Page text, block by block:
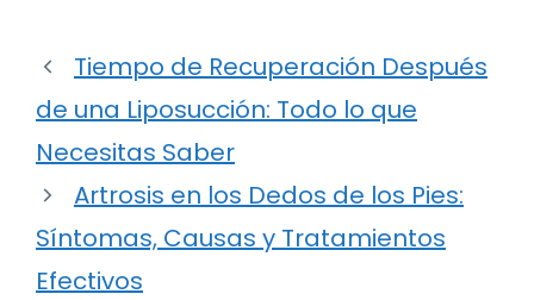
Tiempo de Recuperación Después
de una Liposucción: Todo lo que
Necesitas Saber
Artrosis en los Dedos de los Pies:
Síntomas, Causas y Tratamientos
Efectivos